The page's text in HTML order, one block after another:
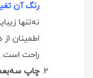
رنگ آن
نه‌تنها
اطمینان
راحت است.
چاپ